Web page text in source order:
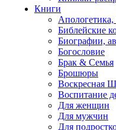
Книги
Апологетика,
Библейские
Биографии,
Богословие
Брак & Семья
Брошюры
Воскресная
Воспитание
Для женщин
Для мужчин
Для